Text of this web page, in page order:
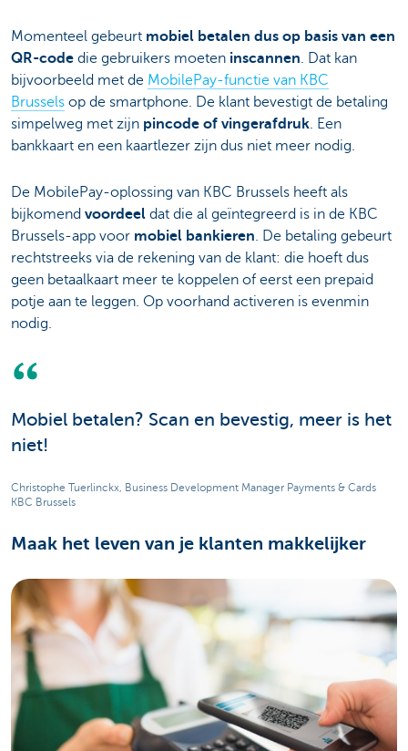
Momenteel gebeurt mobiel betalen dus op basis van een
QR-code die gebruikers moeten inscannen. Dat kan
bijvoorbeeld met de MobilePay-functie van KBC
Brussels op de smartphone. De klant bevestigt de betaling
simpelweg met zijn pincode of vingerafdruk. Een
bankkaart en een kaartlezer zijn dus niet meer nodig.
De MobilePay-oplossing van KBC Brussels heeft als
bijkomend voordeel dat die al geïntegreerd is in de KBC
Brussels-app voor mobiel bankieren . De betaling gebeurt
rechtstreeks via de rekening van de klant: die hoeft dus
geen betaalkaart meer te koppelen of eerst een prepaid
potje aan te leggen. Op voorhand activeren is evenmin
nodig.
Mobiel betalen? Scan en bevestig, meer is het
niet!
Christophe Tuerlinckx, Business Development Manager Payments & Cards
KBC Brussels
Maak het leven van je klanten makkelijker